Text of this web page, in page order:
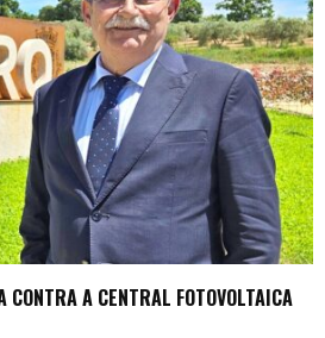
CONTRA A CENTRAL FOTOVOLTAICA